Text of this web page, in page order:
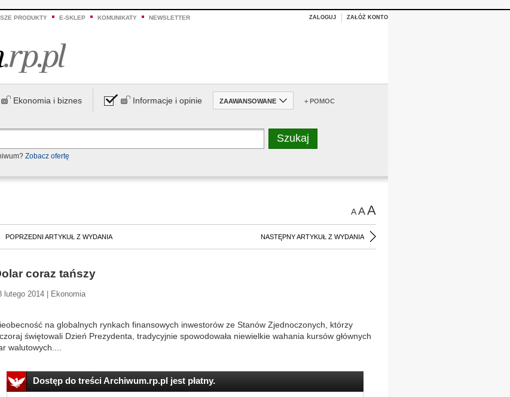
PRODUKTY E-SKLEP KOMUNIKATY NEWSLETTER ZALOGUJ ZAŁÓŻ KONTO
Ekonomia i biznes Informacje i opinie ZAAWANSOWANE + POMOC
Zobacz ofertę
AAA
POPRZEDNI ARTYKUŁ Z WYDANIA NASTĘPNY ARTYKUŁ Z WYDANIA
coraz tańszy
lutego 2014 | Ekonomia
na globalnych rynkach finansowych inwestorów ze Stanów Zjednoczonych, którzy
świętowali Dzień Prezydenta, tradycyjnie spowodowała niewielkie wahania kursów głównych
walutowych....
Dostęp do treści Archiwum.rp.pl jest płatny.